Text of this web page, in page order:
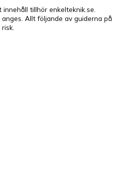
tillhör enkelteknik.se.
Allt följande av guiderna på